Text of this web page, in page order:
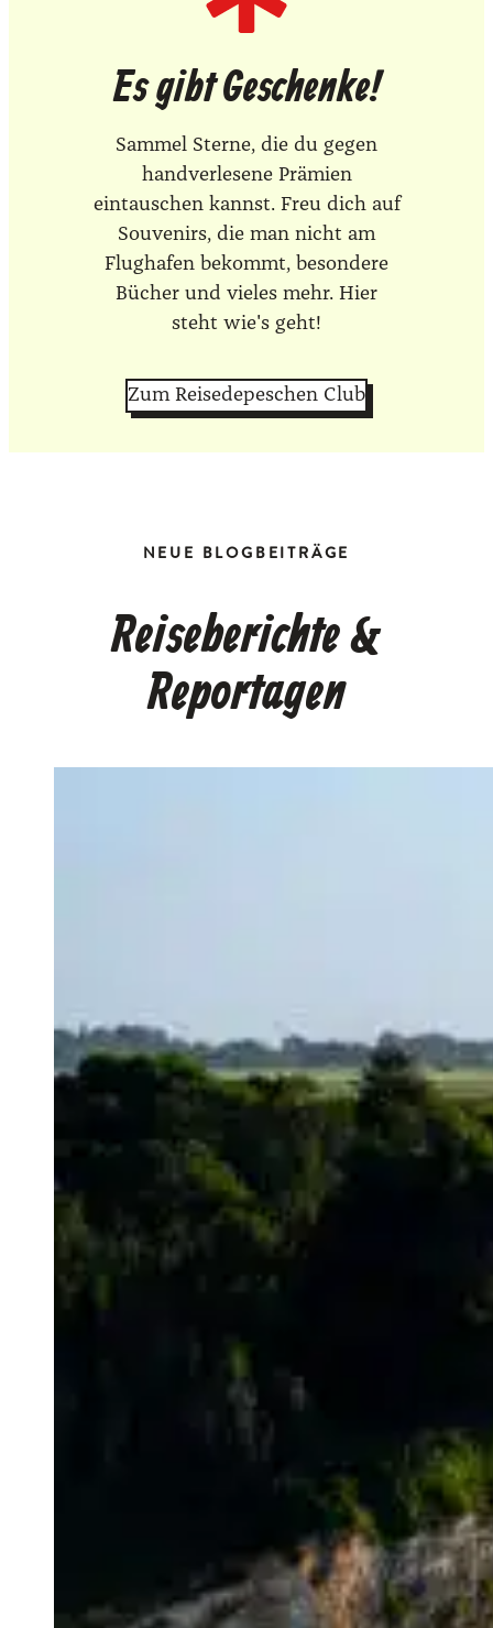
Es gibt Geschenke!
Sammel Sterne, die du gegen
handverlesene Prämien
eintauschen kannst. Freu dich auf
Souvenirs, die man nicht am
Flughafen bekommt, besondere
Bücher und vieles mehr. Hier
steht wie's geht!
Zum Reisedepeschen Club
NEUE BLOGBEITRÄGE
Reiseberichte &
Reportagen